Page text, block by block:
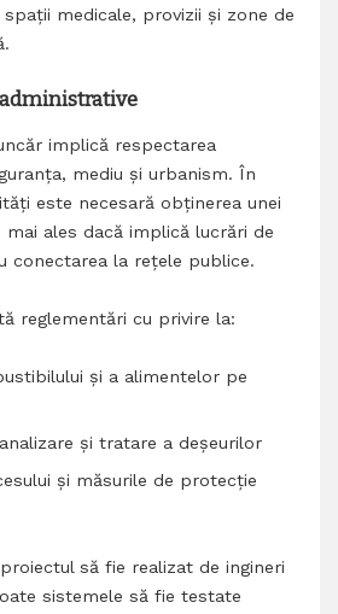
medicale, provizii și zone de
implică respectarea
mediu și urbanism. În
este necesară obținerea unei
mai ales dacă implică lucrări de
conectarea la rețele publice.
reglementări cu privire la:
și a alimentelor pe
și tratare a deșeurilor
și măsurile de protecție
să fie realizat de ingineri
sistemele să fie testate